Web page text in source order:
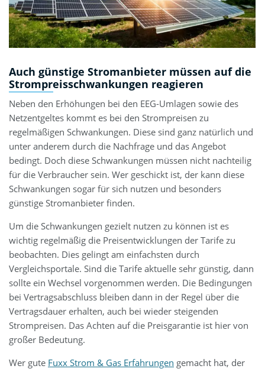
Auch günstige Stromanbieter müssen auf die
Strompreisschwankungen reagieren
Neben den Erhöhungen bei den EEG-Umlagen sowie des
Netzentgeltes kommt es bei den Strompreisen zu
regelmäßigen Schwankungen. Diese sind ganz natürlich und
unter anderem durch die Nachfrage und das Angebot
bedingt. Doch diese Schwankungen müssen nicht nachteilig
für die Verbraucher sein. Wer geschickt ist, der kann diese
Schwankungen sogar für sich nutzen und besonders
günstige Stromanbieter finden.
Um die Schwankungen gezielt nutzen zu können ist es
wichtig regelmäßig die Preisentwicklungen der Tarife zu
beobachten. Dies gelingt am einfachsten durch
Vergleichsportale. Sind die Tarife aktuelle sehr günstig, dann
sollte ein Wechsel vorgenommen werden. Die Bedingungen
bei Vertragsabschluss bleiben dann in der Regel über die
Vertragsdauer erhalten, auch bei wieder steigenden
Strompreisen. Das Achten auf die Preisgarantie ist hier von
großer Bedeutung.
Wer gute Fuxx Strom & Gas Erfahrungen gemacht hat, der